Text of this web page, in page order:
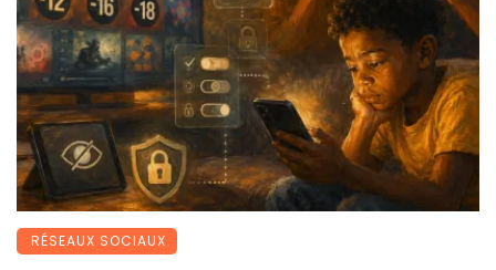
RÉSEAUX SOCIAUX